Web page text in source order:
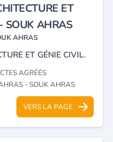
ET
SOUK AHRAS
AHRAS
ET GÉNIE CIVIL.
AGRÉÉS
- SOUK AHRAS
VERS LA PAGE